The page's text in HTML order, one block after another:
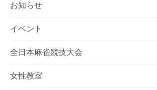
お知らせ
イベント
全日本麻雀競技大会
女性教室